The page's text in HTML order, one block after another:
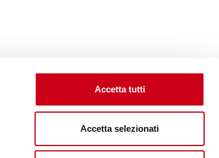
Accetta tutti
Accetta selezionati